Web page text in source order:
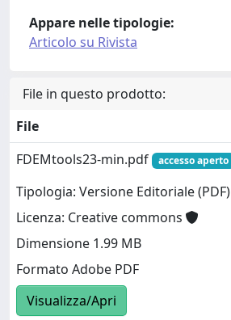
Appare nelle tipologie:
Articolo su Rivista
File in questo prodotto:
File
FDEMtools23-min.pdf
accesso aperto
Tipologia: Versione Editoriale (PDF)
Licenza: Creative commons
Dimensione 1.99 MB
Formato Adobe PDF
Visualizza/Apri